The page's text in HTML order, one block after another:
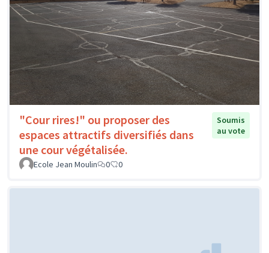
"Cour rires!" ou proposer des
espaces attractifs diversifiés dans
une cour végétalisée.
Soumis
au vote
Ecole Jean Moulin 0 0